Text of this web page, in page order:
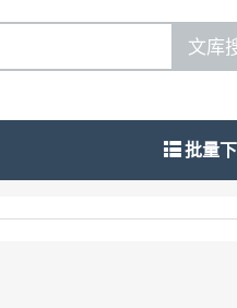
文库
批量